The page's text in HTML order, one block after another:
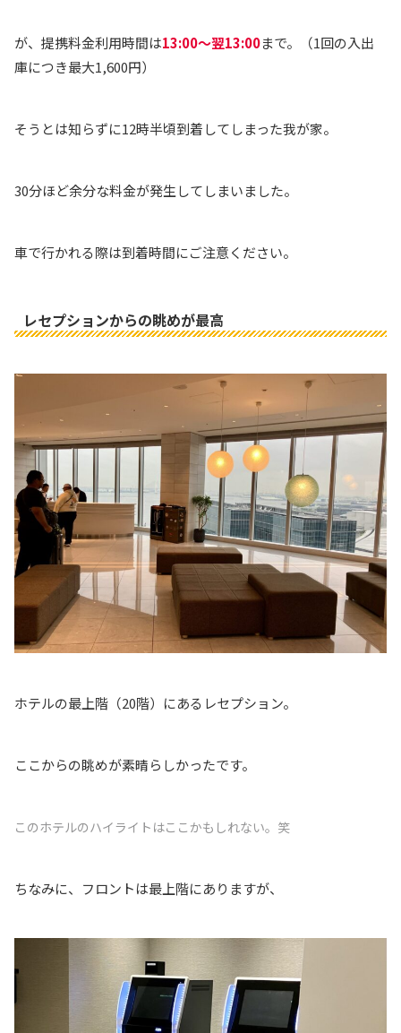
が、提携料金利用時間は13:00〜翌13:00まで。（1回の入出
庫につき最大1,600円）
そうとは知らずに12時半頃到着してしまった我が家。
30分ほど余分な料金が発生してしまいました。
車で行かれる際は到着時間にご注意ください。
レセプションからの眺めが最高
ホテルの最上階（20階）にあるレセプション。
ここからの眺めが素晴らしかったです。
このホテルのハイライトはここかもしれない。笑
ちなみに、フロントは最上階にありますが、